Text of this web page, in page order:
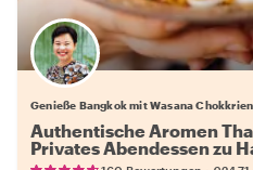
Genieße Bangkok mit Wasana
Authentische Aromen
Privates Abendessen zu